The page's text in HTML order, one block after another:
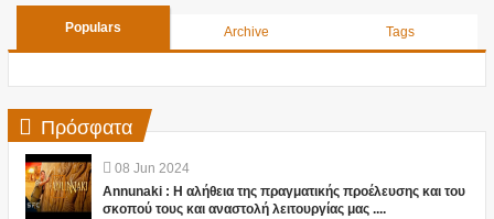
Populars Archive Tags
Πρόσφατα
08 Jun 2024
Annunaki : Η αλήθεια της πραγματικής προέλευσης και του
σκοπού τους και αναστολή λειτουργίας μας ....